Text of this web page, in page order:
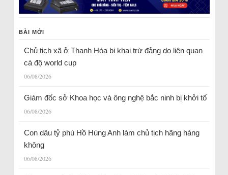
BÀI MỚI
Chủ tịch xã ở Thanh Hóa bị khai trừ đảng do liên quan
cá độ world cup
06/08/2026
Giám đốc sở Khoa học và ông nghệ bắc ninh bị khởi tố
06/08/2026
Con dâu tỷ phú Hồ Hùng Anh làm chủ tịch hãng hàng
không
06/08/2026